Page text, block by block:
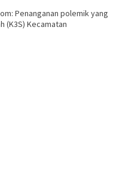
Penanganan polemik yang
(K3S) Kecamatan